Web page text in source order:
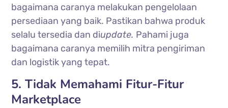
bagaimana caranya melakukan pengelolaan
persediaan yang baik. Pastikan bahwa produk
selalu tersedia dan diupdate. Pahami juga
bagaimana caranya memilih mitra pengiriman
dan logistik yang tepat.
5. Tidak Memahami Fitur-Fitur
Marketplace